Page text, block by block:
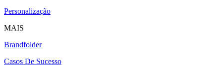
Personalização
MAIS
Brandfolder
Casos De Sucesso